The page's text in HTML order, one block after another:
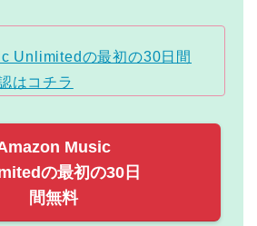
Unlimitedの最初の30日間
はコチラ
Music
の最初の30日
間無料